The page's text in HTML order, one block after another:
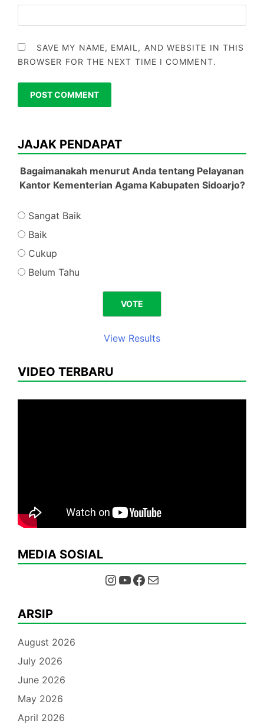
SAVE MY NAME, EMAIL, AND WEBSITE IN THIS
BROWSER FOR THE NEXT TIME I COMMENT.
JAJAK PENDAPAT
Bagaimanakah menurut Anda tentang Pelayanan
Kantor Kementerian Agama Kabupaten Sidoarjo?
Sangat Baik
Baik
Cukup
Belum Tahu
View Results
VIDEO TERBARU
MEDIA SOSIAL
Instagram YouTube Facebook Mail
ARSIP
August 2026
July 2026
June 2026
May 2026
April 2026